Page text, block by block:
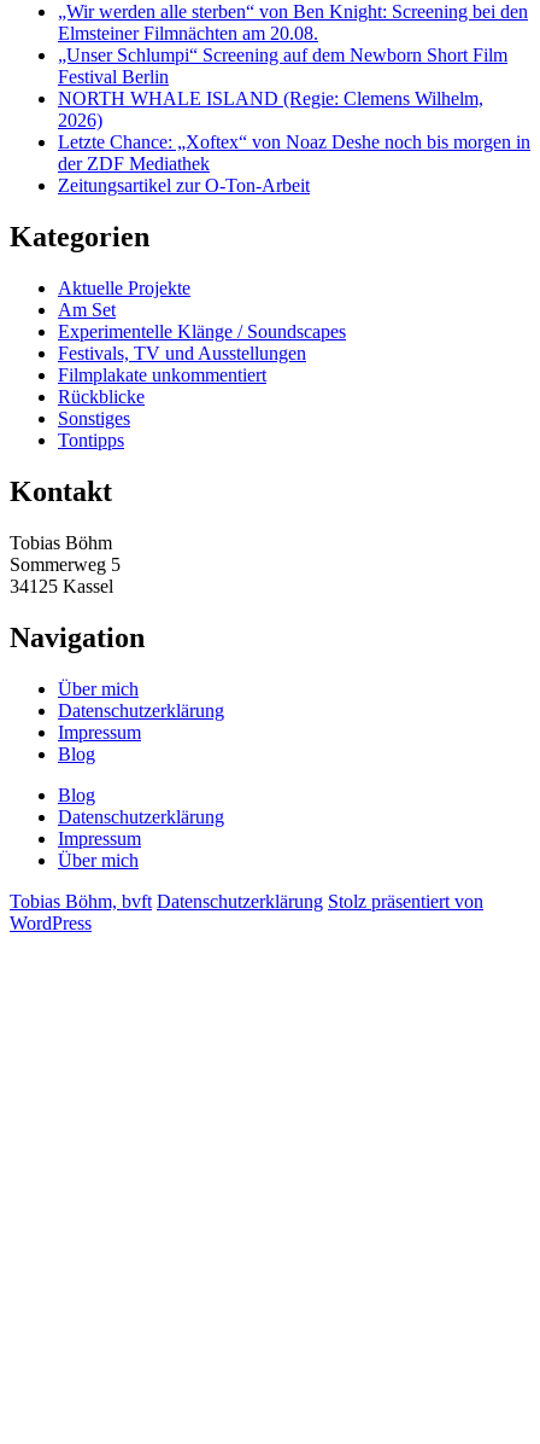
„Wir werden alle sterben“ von Ben Knight: Screening bei den
Elmsteiner Filmnächten am 20.08.
„Unser Schlumpi“ Screening auf dem Newborn Short Film
Festival Berlin
NORTH WHALE ISLAND (Regie: Clemens Wilhelm,
2026)
Letzte Chance: „Xoftex“ von Noaz Deshe noch bis morgen in
der ZDF Mediathek
Zeitungsartikel zur O-Ton-Arbeit
Kategorien
Aktuelle Projekte
Am Set
Experimentelle Klänge / Soundscapes
Festivals, TV und Ausstellungen
Filmplakate unkommentiert
Rückblicke
Sonstiges
Tontipps
Kontakt
Tobias Böhm
Sommerweg 5
34125 Kassel
Navigation
Über mich
Datenschutzerklärung
Impressum
Blog
Blog
Datenschutzerklärung
Impressum
Über mich
Tobias Böhm, bvft Datenschutzerklärung Stolz präsentiert von
WordPress